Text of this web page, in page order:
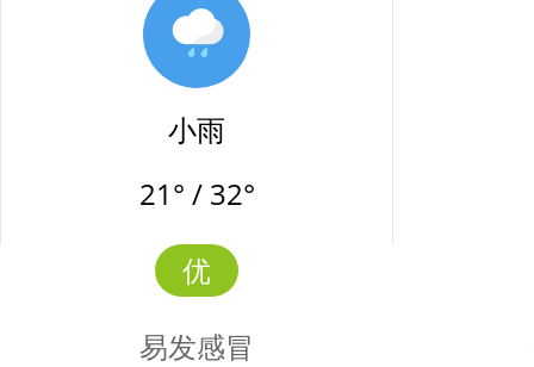
小雨
21° / 32°
优
易发感冒